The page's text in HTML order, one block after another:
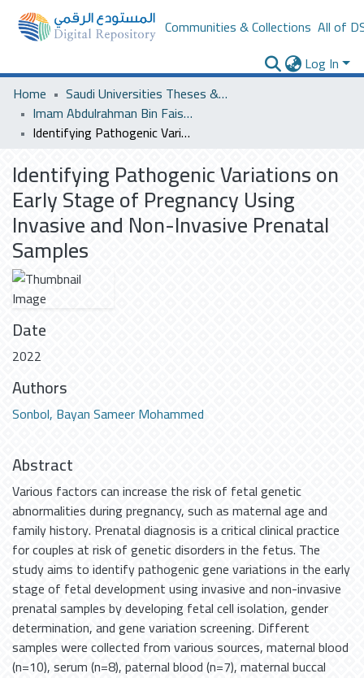
Communities & Collections All of
Log In
Home
Saudi Universities Theses & Dissertations
Imam Abdulrahman Bin Faisal University
Identifying Pathogenic Variations on Early Stage of Pregnancy Using Invasive and Non-Invasive Prenatal Samples
Identifying Pathogenic Variations on
Early Stage of Pregnancy Using
Invasive and Non-Invasive Prenatal
Samples
Date
2022
Authors
Sonbol, Bayan Sameer Mohammed
Abstract
Various factors can increase the risk of fetal genetic
abnormalities during pregnancy, such as maternal age and
family history. Prenatal diagnosis is a critical clinical practice
for couples at risk of genetic disorders in the fetus. The
study aims to identify pathogenic gene variations in the early
stage of fetal development using invasive and non-invasive
prenatal samples by developing fetal cell isolation, gender
determination, and gene variation screening. Different
samples were collected from various sources, maternal blood
(n=10), serum (n=8), paternal blood (n=7), maternal buccal